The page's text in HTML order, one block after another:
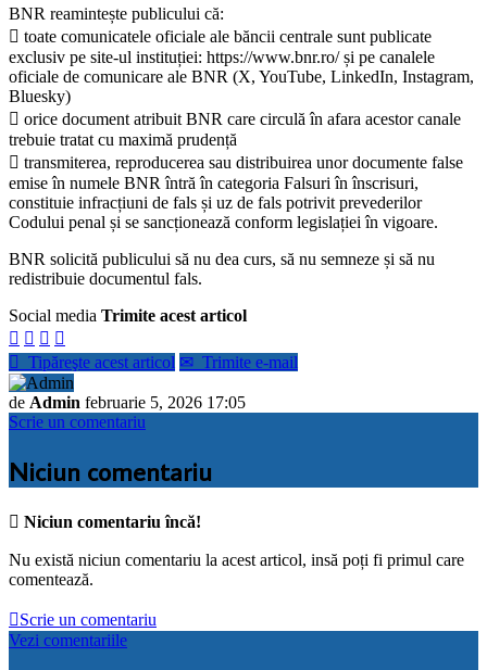
BNR reamintește publicului că:
 toate comunicatele oficiale ale băncii centrale sunt publicate
exclusiv pe site-ul instituției: https://www.bnr.ro/ și pe canalele
oficiale de comunicare ale BNR (X, YouTube, LinkedIn, Instagram,
Bluesky)
 orice document atribuit BNR care circulă în afara acestor canale
trebuie tratat cu maximă prudență
 transmiterea, reproducerea sau distribuirea unor documente false
emise în numele BNR întră în categoria Falsuri în înscrisuri,
constituie infracțiuni de fals și uz de fals potrivit prevederilor
Codului penal și se sancționează conform legislației în vigoare.
BNR solicită publicului să nu dea curs, să nu semneze și să nu
redistribuie documentul fals.
Social media Trimite acest articol
   

Tipăreşte acest articol ✉ Trimite e-mail
de Admin februarie 5, 2026 17:05
Scrie un comentariu
Niciun comentariu
 Niciun comentariu încă!
Nu există niciun comentariu la acest articol, insă poți fi primul care
comentează.
Scrie un comentariu
Vezi comentariile